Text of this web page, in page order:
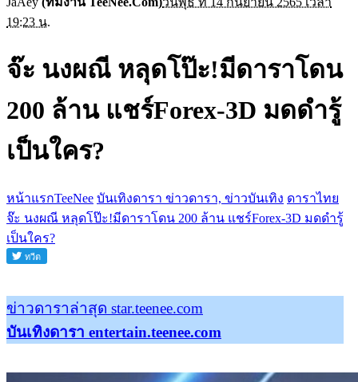
19:23 น.
จ๊ะ นงผณี หลุดโป๊ะ!มีดาราโดน
200 ล้าน แชร์Forex-3D มดดำรู้
เป็นใคร?
หน้าแรกTeeNee บันเทิงดารา ข่าวดารา, ข่าวบันเทิง ดาราไทย
จ๊ะ นงผณี หลุดโป๊ะ!มีดาราโดน 200 ล้าน แชร์Forex-3D มดดำรู้
เป็นใคร?
ข่าวดาราล่าสุด star.teenee.com
บันเทิงดารา entertain.teenee.com